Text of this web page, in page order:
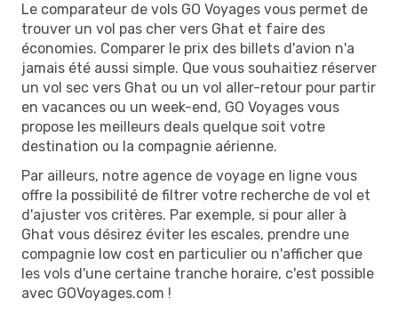
Le comparateur de vols GO Voyages vous permet de
trouver un vol pas cher vers Ghat et faire des
économies. Comparer le prix des billets d'avion n'a
jamais été aussi simple. Que vous souhaitiez réserver
un vol sec vers Ghat ou un vol aller-retour pour partir
en vacances ou un week-end, GO Voyages vous
propose les meilleurs deals quelque soit votre
destination ou la compagnie aérienne.
Par ailleurs, notre agence de voyage en ligne vous
offre la possibilité de filtrer votre recherche de vol et
d'ajuster vos critères. Par exemple, si pour aller à
Ghat vous désirez éviter les escales, prendre une
compagnie low cost en particulier ou n'afficher que
les vols d'une certaine tranche horaire, c'est possible
avec GOVoyages.com !